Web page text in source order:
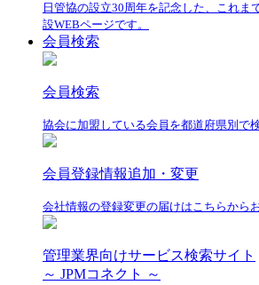
日管協の設立30周年を記念した、これま
設WEBページです。
会員検索
会員検索
協会に加盟している会員を都道府県別で
会員登録情報追加・変更
会社情報の登録変更の届けはこちらから
管理業界向けサービス検索サイト
～ JPMコネクト ～